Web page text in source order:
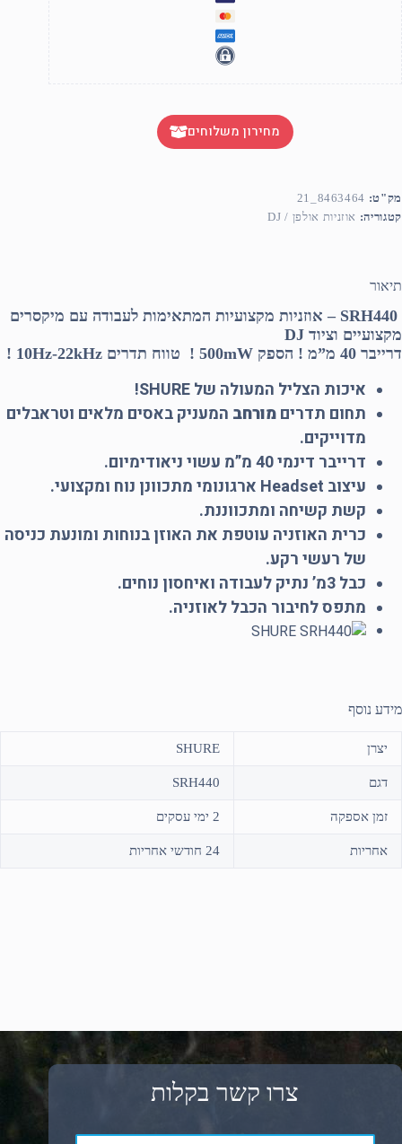
מחירון משלוחים
מק"ט: 8463464_21
קטגוריה: אוזניות אולפן / DJ
תיאור
SRH440 –
אוזניות מקצועיות המתאימות לעבודה עם מיקסרים
מקצועיים וציוד DJ
דרייבר 40 מ”מ ! הספק 500mW ! טווח תדרים 10Hz-22kHz !
איכות הצליל המעולה של SHURE!
תחום תדריםמורחב המעניק באסים מלאים וטראבלים
מדוייקים.
דרייבר דינמי 40 מ”מ עשוי ניאודימיום.
עיצוב Headset ארגונומי מתכוונן נוח ומקצועי.
קשת קשיחה ומתכווננת.
כרית האוזניה עוטפת את האוזן בנוחות ומונעת כניסה
של רעשי רקע.
כבל 3מ’ נתיק לעבודה ואיחסון נוחים.
מתפס לחיבור הכבל לאוזניה.
מידע נוסף
יצרן SHURE
דגם SRH440
זמן אספקה 2 ימי עסקים
אחריות 24 חודשי אחריות
צרו קשר בקלות